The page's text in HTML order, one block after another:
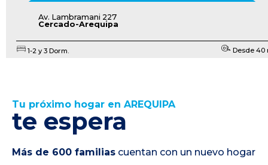
Av. Lambramani 227
Cercado-Arequipa
1-2 y 3 Dorm. Desde 40
Tu próximo hogar en AREQUIPA
te espera
Más de 600 familias cuentan con un nuevo hogar